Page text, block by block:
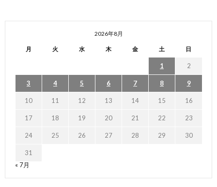
2026年8月
月 火 水 木 金 土 日
1 2
3 4 5 6 7 8 9
10 11 12 13 14 15 16
17 18 19 20 21 22 23
24 25 26 27 28 29 30
31
« 7月